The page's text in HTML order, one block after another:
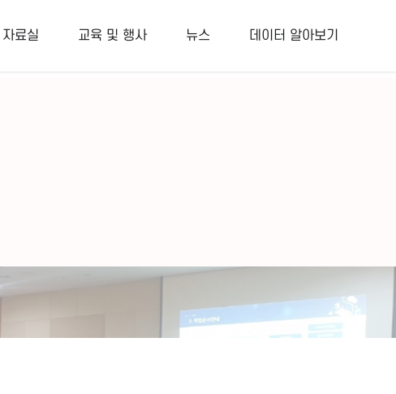
자료실 교육 및 행사 뉴스 데이터 알아보기